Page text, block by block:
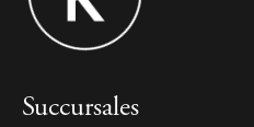
Succursales